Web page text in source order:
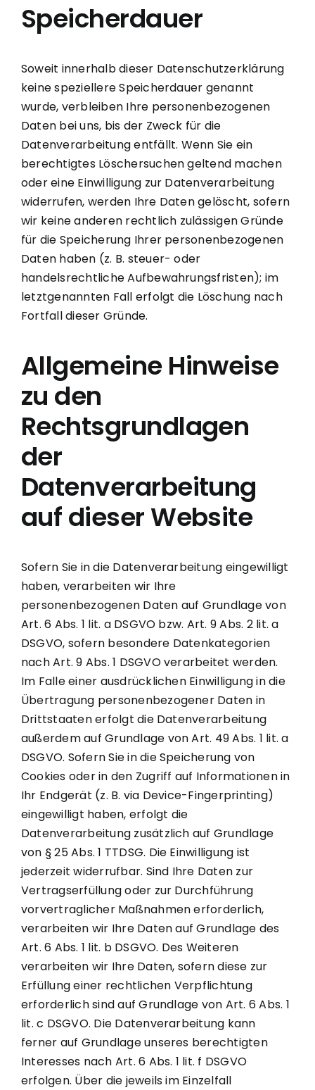
Speicherdauer
Soweit innerhalb dieser Datenschutzerklärung
keine speziellere Speicherdauer genannt
wurde, verbleiben Ihre personenbezogenen
Daten bei uns, bis der Zweck für die
Datenverarbeitung entfällt. Wenn Sie ein
berechtigtes Löschersuchen geltend machen
oder eine Einwilligung zur Datenverarbeitung
widerrufen, werden Ihre Daten gelöscht, sofern
wir keine anderen rechtlich zulässigen Gründe
für die Speicherung Ihrer personenbezogenen
Daten haben (z. B. steuer- oder
handelsrechtliche Aufbewahrungsfristen); im
letztgenannten Fall erfolgt die Löschung nach
Fortfall dieser Gründe.
Allgemeine Hinweise
zu den
Rechtsgrundlagen
der
Datenverarbeitung
auf dieser Website
Sofern Sie in die Datenverarbeitung eingewilligt
haben, verarbeiten wir Ihre
personenbezogenen Daten auf Grundlage von
Art. 6 Abs. 1 lit. a DSGVO bzw. Art. 9 Abs. 2 lit. a
DSGVO, sofern besondere Datenkategorien
nach Art. 9 Abs. 1 DSGVO verarbeitet werden.
Im Falle einer ausdrücklichen Einwilligung in die
Übertragung personenbezogener Daten in
Drittstaaten erfolgt die Datenverarbeitung
außerdem auf Grundlage von Art. 49 Abs. 1 lit. a
DSGVO. Sofern Sie in die Speicherung von
Cookies oder in den Zugriff auf Informationen in
Ihr Endgerät (z. B. via Device-Fingerprinting)
eingewilligt haben, erfolgt die
Datenverarbeitung zusätzlich auf Grundlage
von § 25 Abs. 1 TTDSG. Die Einwilligung ist
jederzeit widerrufbar. Sind Ihre Daten zur
Vertragserfüllung oder zur Durchführung
vorvertraglicher Maßnahmen erforderlich,
verarbeiten wir Ihre Daten auf Grundlage des
Art. 6 Abs. 1 lit. b DSGVO. Des Weiteren
verarbeiten wir Ihre Daten, sofern diese zur
Erfüllung einer rechtlichen Verpflichtung
erforderlich sind auf Grundlage von Art. 6 Abs. 1
lit. c DSGVO. Die Datenverarbeitung kann
ferner auf Grundlage unseres berechtigten
Interesses nach Art. 6 Abs. 1 lit. f DSGVO
erfolgen. Über die jeweils im Einzelfall